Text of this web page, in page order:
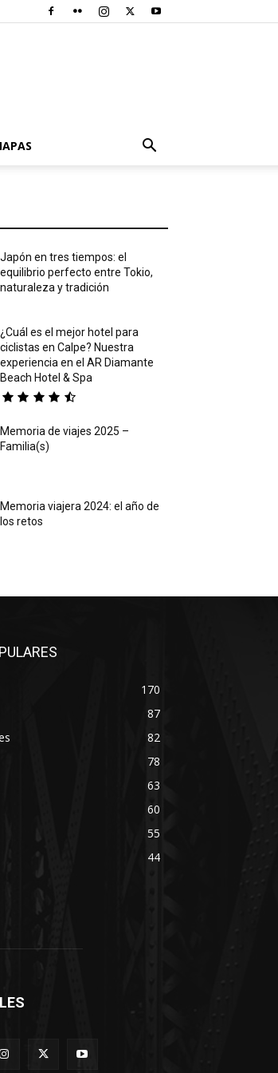
Japón en tres tiempos: el
equilibrio perfecto entre Tokio,
naturaleza y tradición
¿Cuál es el mejor hotel para
ciclistas en Calpe? Nuestra
experiencia en el AR Diamante
Beach Hotel & Spa
Memoria de viajes 2025 –
Familia(s)
Memoria viajera 2024: el año de
los retos
170
87
82
78
63
60
55
44